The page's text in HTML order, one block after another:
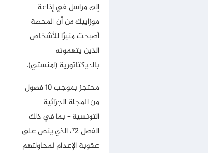
إلى مراسل في إذاعة
موزاييك من أن المحطة
أصبحت منبرًا للأشخاص
الذين يتهمونه
بالديكتاتورية (امنستي).
محتجز بموجب 10 فصول
من المجلة الجزائية
التونسية – بما في ذلك
الفصل 72، الذي ينص على
عقوبة الإعدام لمحاولتهم